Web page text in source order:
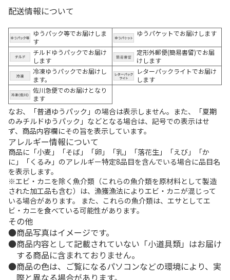
配送情報について
ゆうパック等でお届けしま
す
ゆうパケットでお届けします
チルドゆうパックでお届け
します
定形外郵便(簡易書留)でお届
けします
冷凍ゆうパックでお届けし
ます。
レターパックライトでお届け
します
佐川急便でのお届けとなり
ます
なお、「普通ゆうパック」の場合は表示しません。また、「夏期
のみチルドゆうパック」などとなる場合は、記号での表示はせ
ず、商品内容欄にその旨を表示しています。
アレルギー情報について
商品に「小麦」「そば」「卵」「乳」「落花生」「えび」「か
に」「くるみ」のアレルギー特定8品目を含んでいる場合に品目名
を表示します。
※エビ・カニを除く魚介類（これらの魚介類を原材料として製造
された加工品も含む）は、漁獲漁法によりエビ・カニが混じって
いる場合があります。 また、これらの魚介類は、エサとしてエ
ビ・カニを食べている可能性があります。
その他
商品写真はイメージです。
商品内容として記載されていない「小道具類」はお届け
する商品に含まれておりません。
商品の色は、ご覧になるパソコンなどの環境により、実
際と異なる場合があります。